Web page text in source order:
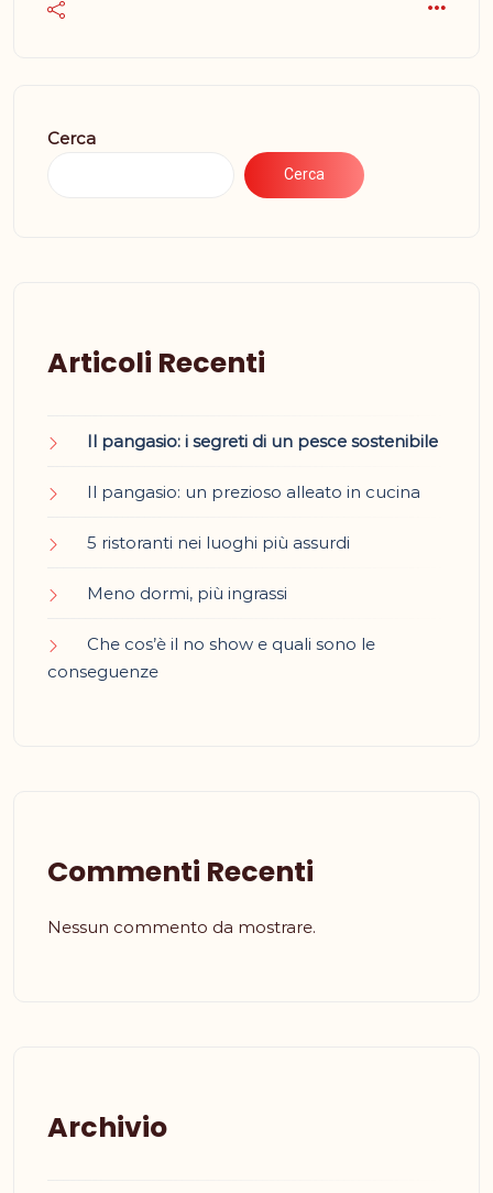
Cerca
Cerca
Articoli Recenti
Il pangasio: i segreti di un pesce sostenibile
Il pangasio: un prezioso alleato in cucina
5 ristoranti nei luoghi più assurdi
Meno dormi, più ingrassi
Che cos’è il no show e quali sono le
conseguenze
Commenti Recenti
Nessun commento da mostrare.
Archivio